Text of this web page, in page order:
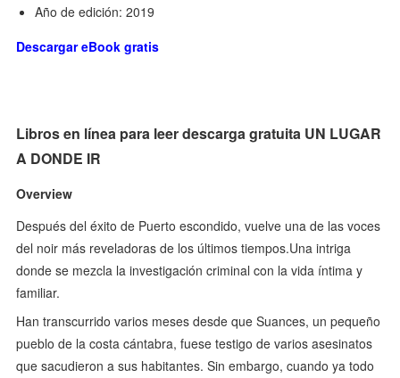
Año de edición: 2019
Descargar eBook gratis
Libros en línea para leer descarga gratuita UN LUGAR
A DONDE IR
Overview
Después del éxito de Puerto escondido, vuelve una de las voces
del noir más reveladoras de los últimos tiempos.Una intriga
donde se mezcla la investigación criminal con la vida íntima y
familiar.
Han transcurrido varios meses desde que Suances, un pequeño
pueblo de la costa cántabra, fuese testigo de varios asesinatos
que sacudieron a sus habitantes. Sin embargo, cuando ya todo